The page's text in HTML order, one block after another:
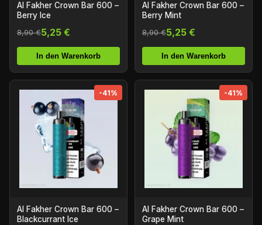
Al Fakher Crown Bar 600 –
Berry Ice
8,90 €5,25 €
In den Warenkorb
Al Fakher Crown Bar 600 –
Berry Mint
8,90 €5,25 €
In den Warenkorb
-41%
Al Fakher Crown Bar 600 –
Blackcurrant Ice
-41%
Al Fakher Crown Bar 600 –
Grape Mint